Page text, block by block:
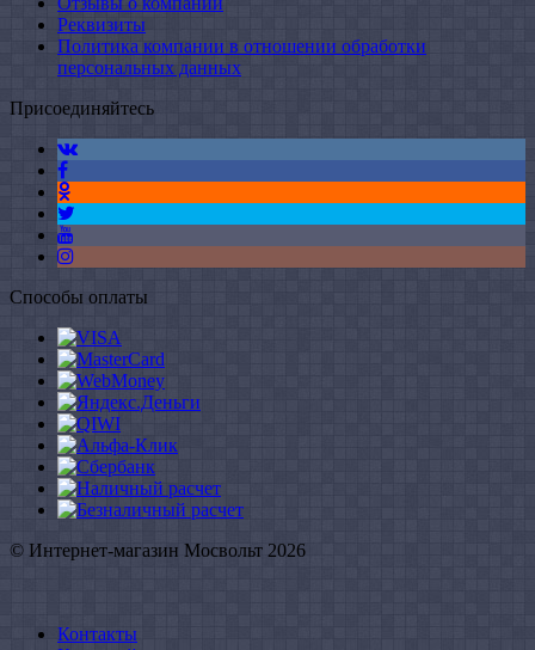
Реквизиты
Политика компании в отношении обработки
персональных данных
Присоединяйтесь
Способы оплаты
© Интернет-магазин Мосвольт 2026
Контакты